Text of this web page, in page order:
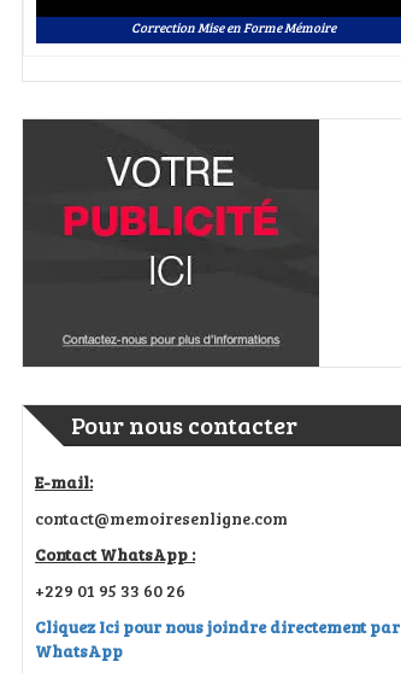
Correction Mise en Forme Mémoire
Pour nous contacter
E-mail:
contact@memoiresenligne.com
Contact WhatsApp :
+229 01 95 33 60 26
Cliquez Ici pour nous joindre directement par
WhatsApp